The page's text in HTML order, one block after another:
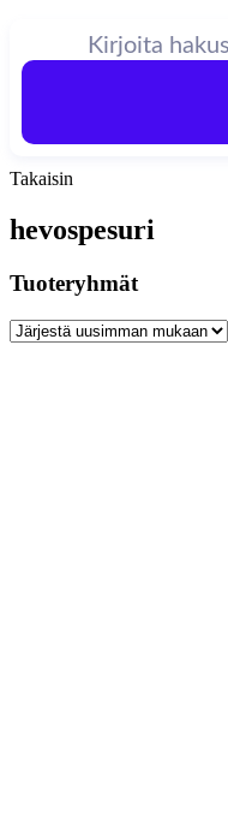
Takaisin
hevospesuri
Tuoteryhmät